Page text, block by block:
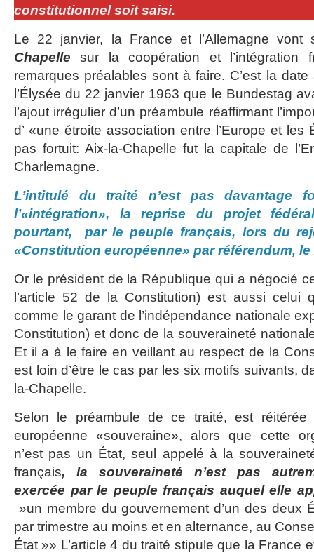
constitutionnel soit saisi.
Le 22 janvier, la France et l’Allemagne vont
Chapelle sur la coopération et l’intégration
remarques préalables sont à faire. C’est la
l’Élysée du 22 janvier 1963 que le Bundestag
l’ajout irrégulier d’un préambule réaffirmant
d’ «une étroite association entre l’Europe et les
pas fortuit: Aix-la-Chapelle fut la capitale de
Charlemagne.
L’intitulé du traité n’est pas davantage
l’«intégration», la reprise du projet
pourtant, par le peuple français, lors du
«Constitution européenne» par référendum, le
Or le président de la République qui a négocié
l’article 52 de la Constitution) est aussi celui
comme le garant de l’indépendance nationale
Constitution) et donc de la souveraineté
Et il a à le faire en veillant au respect de la
est loin d’être le cas par les six motifs suivants,
la-Chapelle.
Selon le préambule de ce traité, est réitérée
européenne «souveraine», alors que cette
n’est pas un État, seul appelé à la
français, la souveraineté n’est pas
exercée par le peuple français auquel elle
»un membre du gouvernement d’un des deux
par trimestre au moins et en alternance, au
État »» L’article 4 du traité stipule que la France